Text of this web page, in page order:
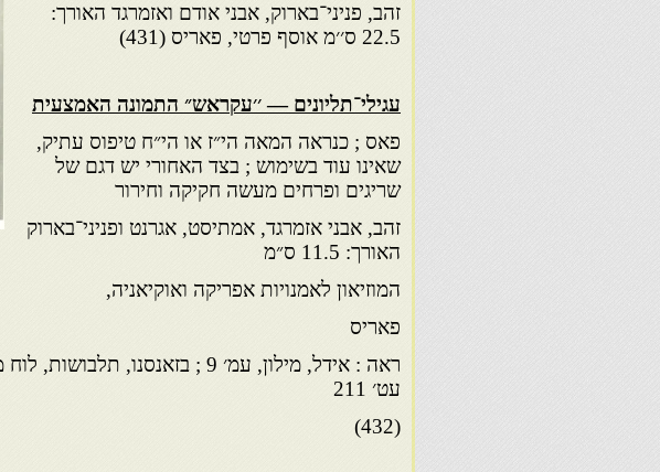
זהב, פניני־בארוק, אבני אודם ואזמרגד האורך:
22.5 ס׳׳מ אוסף פרטי, פאריס (431)
עגילי־תליונים — ׳׳עקראש״ התמונה האמצעית
פאס ; כנראה המאה הי״ז או הי״ח טיפוס עתיק,
שאינו עוד בשימוש ; בצד האחורי יש דגם של
שריגים ופרחים מעשה חקיקה וחירור
זהב, אבני אזמרגד, אמתיסט, אגרנט ופניני־בארוק
האורך: 11.5 ס״מ
המוזיאון לאמנויות אפריקה ואוקיאניה,
פאריס
עט׳ 211
(432)